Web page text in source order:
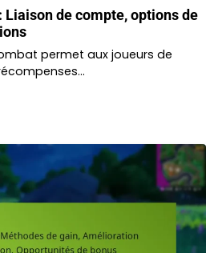
Liaison de compte, options de
permet aux joueurs de